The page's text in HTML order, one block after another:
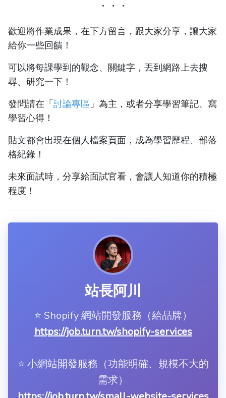
歡迎將作業成果，在下方留言，跟大家分享，讓大家
給你一些回饋！
可以將每課學到的觀念、關鍵字，丟到網路上去搜
尋、研究一下！
發問請在「討論專區 」為主，或者分享學習筆記、寫
學習心得！
貼文都會出現在個人檔案頁面，成為學習歷程、部落
格紀錄！
未來面試時，分享給面試官看，會讓人知道你的積極
程度！
站長阿川
⭐️ Shopify 網站開發服務（給品牌）
https://job.turn.tw/shopify-services
⭐️ 小網站開發服務（功能明確、規模不大的
需求）